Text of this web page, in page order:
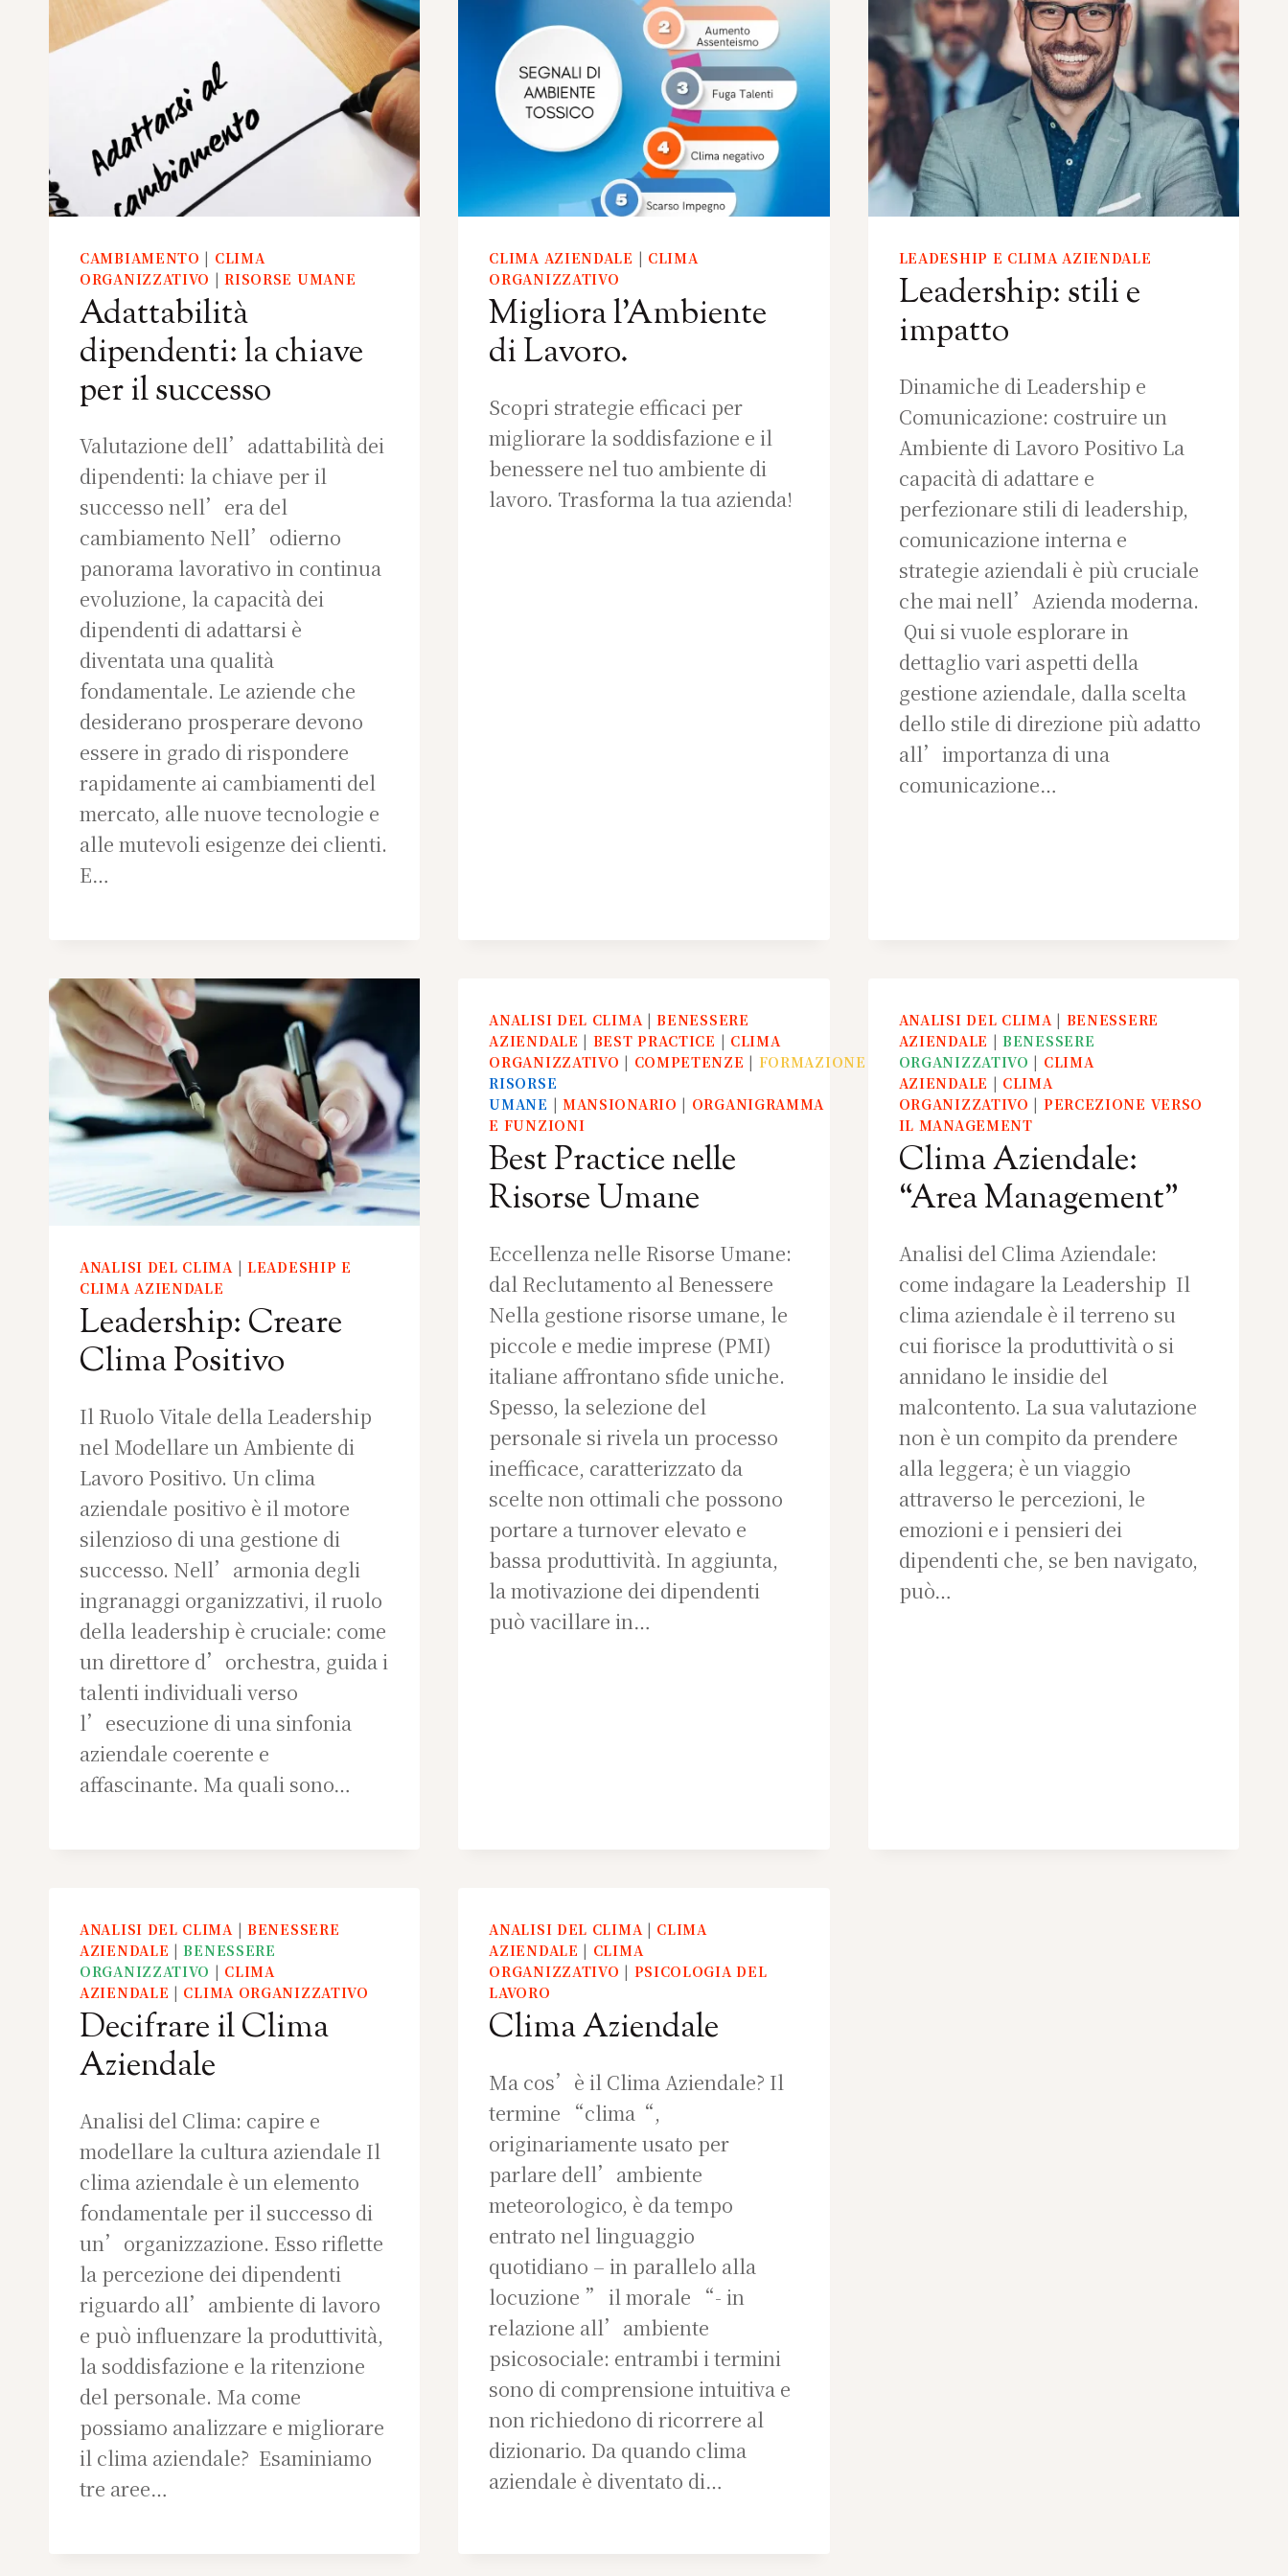
CAMBIAMENTO | CLIMA
ORGANIZZATIVO |RISORSE UMANE
Adattabilità
dipendenti: la chiave
per il successo
Valutazione dell’adattabilità dei
dipendenti: la chiave per il
successo nell’era del
cambiamento Nell’odierno
panorama lavorativo in continua
evoluzione, la capacità dei
dipendenti di adattarsi è
diventata una qualità
fondamentale. Le aziende che
desiderano prosperare devono
essere in grado di rispondere
rapidamente ai cambiamenti del
mercato, alle nuove tecnologie e
alle mutevoli esigenze dei clienti.
E…
CLIMA AZIENDALE | CLIMA
ORGANIZZATIVO
Migliora l’Ambiente
di Lavoro.
Scopri strategie efficaci per
migliorare la soddisfazione e il
benessere nel tuo ambiente di
lavoro. Trasforma la tua azienda!
LEADESHIP E CLIMA AZIENDALE
Leadership: stili e
impatto
Dinamiche di Leadership e
Comunicazione: costruire un
Ambiente di Lavoro Positivo La
capacità di adattare e
perfezionare stili di leadership,
comunicazione interna e
strategie aziendali è più cruciale
che mai nell’Azienda moderna.
Qui si vuole esplorare in
dettaglio vari aspetti della
gestione aziendale, dalla scelta
dello stile di direzione più adatto
all’importanza di una
comunicazione…
ANALISI DEL CLIMA|LEADESHIP E
CLIMA AZIENDALE
Leadership: Creare
Clima Positivo
Il Ruolo Vitale della Leadership
nel Modellare un Ambiente di
Lavoro Positivo. Un clima
aziendale positivo è il motore
silenzioso di una gestione di
successo. Nell’armonia degli
ingranaggi organizzativi, il ruolo
della leadership è cruciale: come
un direttore d’orchestra, guida i
talenti individuali verso
l’esecuzione di una sinfonia
aziendale coerente e
affascinante. Ma quali sono…
ANALISI DEL CLIMA|BENESSERE
AZIENDALE | BEST PRACTICE | CLIMA
ORGANIZZATIVO | COMPETENZE | FORMAZIONE
GESTIONE
RISORSE
UMANE | MANSIONARIO | ORGANIGRAMMA
E FUNZIONI
Best Practice nelle
Risorse Umane
Eccellenza nelle Risorse Umane:
dal Reclutamento al Benessere
Nella gestione risorse umane, le
piccole e medie imprese (PMI)
italiane affrontano sfide uniche.
Spesso, la selezione del
personale si rivela un processo
inefficace, caratterizzato da
scelte non ottimali che possono
portare a turnover elevato e
bassa produttività. In aggiunta,
la motivazione dei dipendenti
può vacillare in…
ANALISI DEL CLIMA| BENESSERE
AZIENDALE |BENESSERE
ORGANIZZATIVO | CLIMA
AZIENDALE | CLIMA
ORGANIZZATIVO | PERCEZIONE VERSO
IL MANAGEMENT
Clima Aziendale:
“Area Management”
Analisi del Clima Aziendale:
come indagare la Leadership Il
clima aziendale è il terreno su
cui fiorisce la produttività o si
annidano le insidie del
malcontento. La sua valutazione
non è un compito da prendere
alla leggera; è un viaggio
attraverso le percezioni, le
emozioni e i pensieri dei
dipendenti che, se ben navigato,
può…
ANALISI DEL CLIMA|BENESSERE
AZIENDALE |BENESSERE
ORGANIZZATIVO | CLIMA
AZIENDALE | CLIMA ORGANIZZATIVO
Decifrare il Clima
Aziendale
Analisi del Clima: capire e
modellare la cultura aziendale Il
clima aziendale è un elemento
fondamentale per il successo di
un’organizzazione. Esso riflette
la percezione dei dipendenti
riguardo all’ambiente di lavoro
e può influenzare la produttività,
la soddisfazione e la ritenzione
del personale. Ma come
possiamo analizzare e migliorare
il clima aziendale? Esaminiamo
tre aree…
ANALISI DEL CLIMA| CLIMA
AZIENDALE | CLIMA
ORGANIZZATIVO | PSICOLOGIA DEL
LAVORO
Clima Aziendale
Ma cos’è il Clima Aziendale? Il
termine “clima“,
originariamente usato per
parlare dell’ambiente
meteorologico, è da tempo
entrato nel linguaggio
quotidiano – in parallelo alla
locuzione ” il morale “- in
relazione all’ambiente
psicosociale: entrambi i termini
sono di comprensione intuitiva e
non richiedono di ricorrere al
dizionario. Da quando clima
aziendale è diventato di…